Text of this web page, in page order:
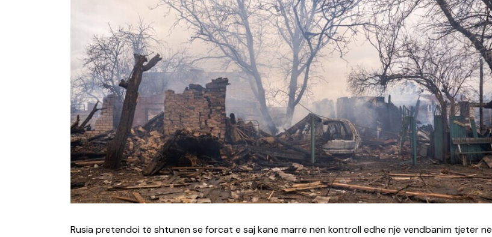
KONAKU
KU E KISHIM FJALEN
LIGJERATE FETARE
PARADITE ME NE
PIKËPAMJE
RECETA E DITES
RELAKS
RETRO JAVORE
Rusia pretendoi të shtunën se forcat e saj kanë marrë nën kontroll edhe një vendbanim tjetër në